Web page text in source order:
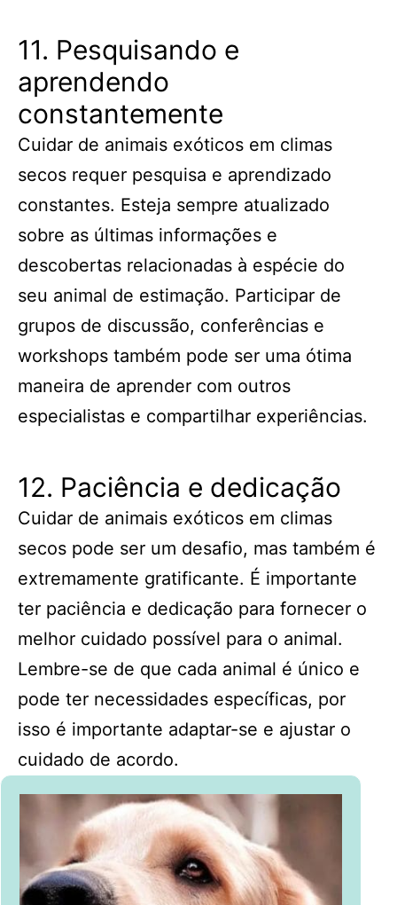
11. Pesquisando e
aprendendo
constantemente
Cuidar de animais exóticos em climas
secos requer pesquisa e aprendizado
constantes. Esteja sempre atualizado
sobre as últimas informações e
descobertas relacionadas à espécie do
seu animal de estimação. Participar de
grupos de discussão, conferências e
workshops também pode ser uma ótima
maneira de aprender com outros
especialistas e compartilhar experiências.
12. Paciência e dedicação
Cuidar de animais exóticos em climas
secos pode ser um desafio, mas também é
extremamente gratificante. É importante
ter paciência e dedicação para fornecer o
melhor cuidado possível para o animal.
Lembre-se de que cada animal é único e
pode ter necessidades específicas, por
isso é importante adaptar-se e ajustar o
cuidado de acordo.